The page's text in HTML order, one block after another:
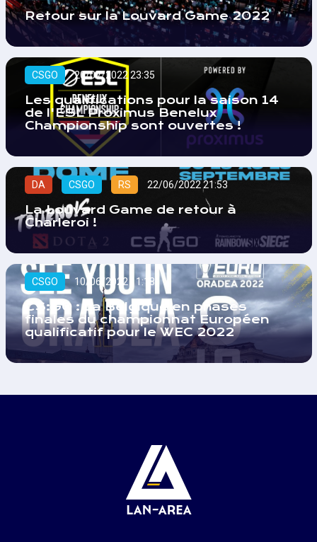
Retour sur la Louvard Game 2022
CSGO 20/07/2022 23:35
Les qualifications pour la saison 14
de l'ESL Proximus Benelux
Championship sont ouvertes !
DA CSGO RS 22/06/2022 21:53
La Louvard Game de retour à
Charleroi !
CSGO 10/06/2022 11:18
CS:GO : La Belgique en phases
finales du championnat Européen
qualificatif pour le WEC 2022